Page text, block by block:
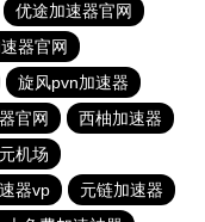
优途加速器官网
器官网
旋风pvn加速器
官网
西柚加速器
机场
器vp
元链加速器